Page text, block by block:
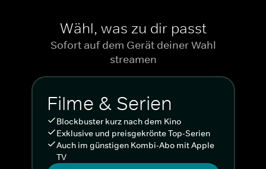
Wähl, was zu dir passt
Sofort auf dem Gerät deiner Wahl
streamen
Filme & Serien
Blockbuster kurz nach dem Kino
Exklusive und preisgekrönte Top-Serien
Auch im günstigen Kombi-Abo mit Apple
TV